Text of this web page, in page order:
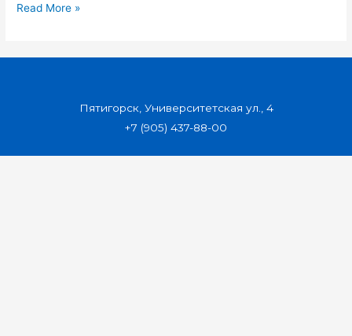
Read More »
Пятигорск, Университетская ул., 4
+7 (905) 437-88-00